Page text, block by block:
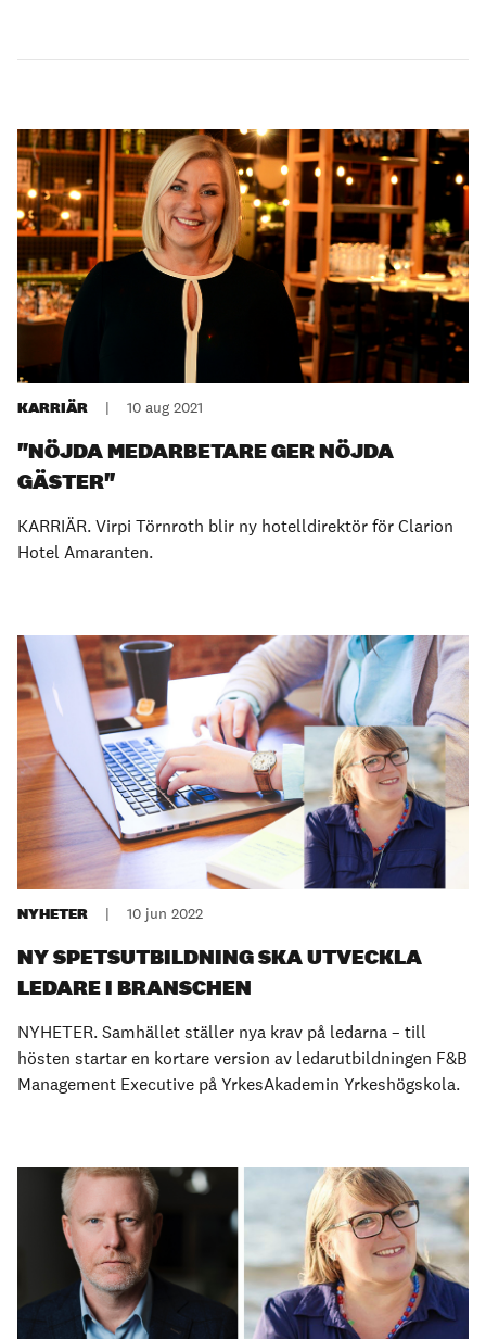
KARRIÄR | 10 aug 2021
"NÖJDA MEDARBETARE GER NÖJDA
GÄSTER"
KARRIÄR. Virpi Törnroth blir ny hotelldirektör för Clarion
Hotel Amaranten.
NYHETER | 10 jun 2022
NY SPETSUTBILDNING SKA UTVECKLA
LEDARE I BRANSCHEN
NYHETER. Samhället ställer nya krav på ledarna – till
hösten startar en kortare version av ledarutbildningen F&B
Management Executive på YrkesAkademin Yrkeshögskola.